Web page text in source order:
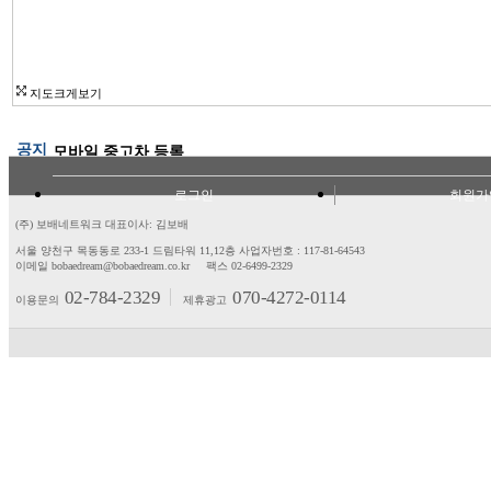
지도크게보기
공지 모바일 중고차 등록
로그인 회원
(주) 보배네트워크 대표이사: 김보배
서울 양천구 목동동로 233-1 드림타워 11,12층 사업자번호 : 117-81-64543
이메일 bobaedream@bobaedream.co.kr
팩스 02-6499-2329
이용문의 02-784-2329 제휴광고 070-4272-0114